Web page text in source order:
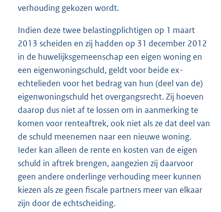
verhouding gekozen wordt.
Indien deze twee belastingplichtigen op 1 maart
2013 scheiden en zij hadden op 31 december 2012
in de huwelijksgemeenschap een eigen woning en
een eigenwoningschuld, geldt voor beide ex-
echtelieden voor het bedrag van hun (deel van de)
eigenwoningschuld het overgangsrecht. Zij hoeven
daarop dus niet af te lossen om in aanmerking te
komen voor renteaftrek, ook niet als ze dat deel van
de schuld meenemen naar een nieuwe woning.
Ieder kan alleen de rente en kosten van de eigen
schuld in aftrek brengen, aangezien zij daarvoor
geen andere onderlinge verhouding meer kunnen
kiezen als ze geen fiscale partners meer van elkaar
zijn door de echtscheiding.